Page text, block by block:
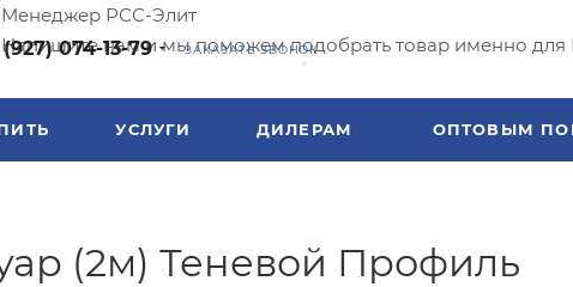
Менеджер РСС-Элит
Напишите нам и мы поможем подобрать товар именно для
(927) 074-13-79 ЗАКАЗАТЬ ЗВОНОК
УСЛУГИ ДИЛЕРАМ ОПТОВЫМ
(2м) Теневой Профиль